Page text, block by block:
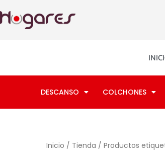
al
DESCANSO COLCHONES
Inicio / Tienda / Productos